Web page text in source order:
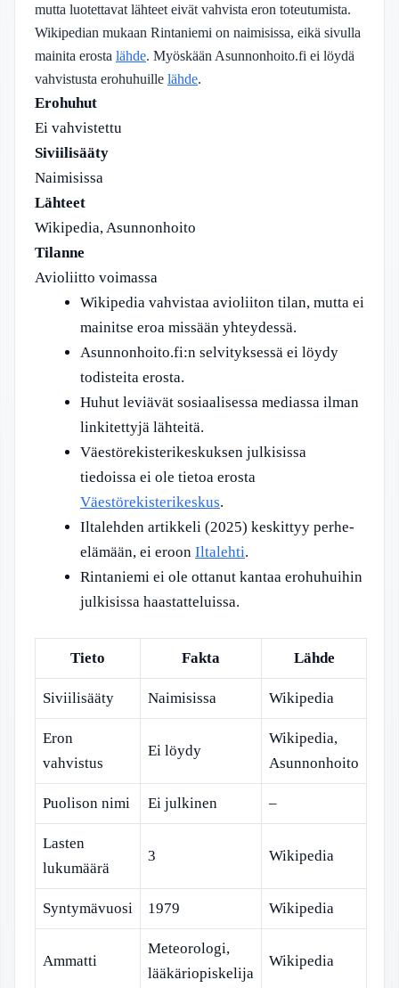
mutta luotettavat lähteet eivät vahvista eron toteutumista.
Wikipedian mukaan Rintaniemi on naimisissa, eikä sivulla
mainita erosta lähde. Myöskään Asunnonhoito.fi ei löydä
vahvistusta erohuhuille lähde.
Erohuhut
Ei vahvistettu
Siviilisääty
Naimisissa
Lähteet
Wikipedia, Asunnonhoito
Tilanne
Avioliitto voimassa
Wikipedia vahvistaa avioliiton tilan, mutta ei
mainitse eroa missään yhteydessä.
Asunnonhoito.fi:n selvityksessä ei löydy
todisteita erosta.
Huhut leviävät sosiaalisessa mediassa ilman
linkitettyjä lähteitä.
Väestörekisterikeskuksen julkisissa
tiedoissa ei ole tietoa erosta
Väestörekisterikeskus.
Iltalehden artikkeli (2025) keskittyy perhe-
elämään, ei eroon Iltalehti.
Rintaniemi ei ole ottanut kantaa erohuhuihin
julkisissa haastatteluissa.
Tieto Fakta Lähde
Siviilisääty Naimisissa Wikipedia
Eron
vahvistus
Ei löydy
Wikipedia,
Asunnonhoito
Puolison nimi Ei julkinen –
Lasten
lukumäärä
3 Wikipedia
Syntymävuosi 1979 Wikipedia
Ammatti
Meteorologi,
lääkäriopiskelija
Wikipedia